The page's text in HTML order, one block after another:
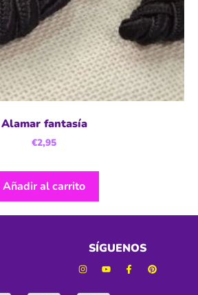
Alamar fantasía
€2,95
Añadir al carrito
SÍGUENOS